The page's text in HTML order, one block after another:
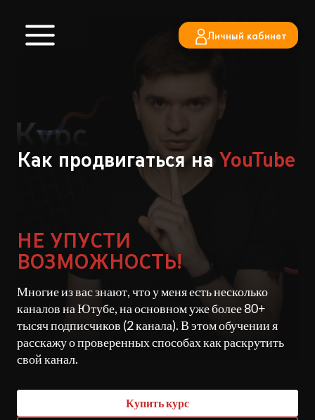
содержимому
Личный кабинет
Как продвигаться наYouTube
НЕ УПУСТИ
ВОЗМОЖНОСТЬ!
Многие из вас знают, что у меня есть несколько
каналов на Ютубе, на основном уже более 80+
тысяч подписчиков (2 канала). В этом обучении я
расскажу о проверенных способах как раскрутить
свой канал.
Купить курс